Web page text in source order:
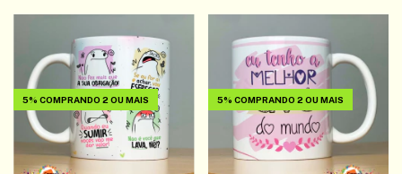
5% COMPRANDO 2 OU MAIS 5% COMPRANDO 2 OU MAIS